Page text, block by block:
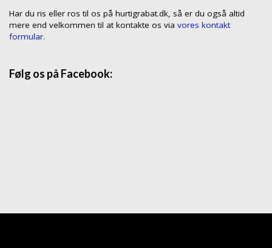
Har du ris eller ros til os på hurtigrabat.dk, så er du også altid
mere end velkommen til at kontakte os via vores kontakt
formular.
Følg os på Facebook: